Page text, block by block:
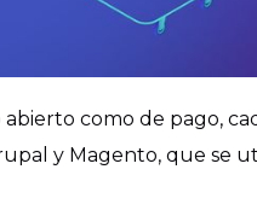
como de pago,
y Magento, que se